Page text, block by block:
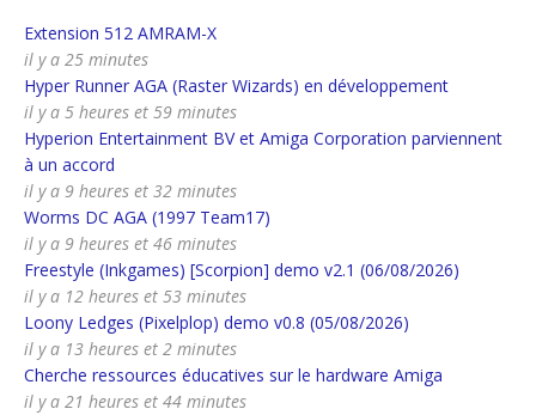
Extension 512 AMRAM-X
il y a 25 minutes
Hyper Runner AGA (Raster Wizards) en développement
il y a 5 heures et 59 minutes
Hyperion Entertainment BV et Amiga Corporation parviennent
à un accord
il y a 9 heures et 32 minutes
Worms DC AGA (1997 Team17)
il y a 9 heures et 46 minutes
Freestyle (Inkgames) [Scorpion] demo v2.1 (06/08/2026)
il y a 12 heures et 53 minutes
Loony Ledges (Pixelplop) demo v0.8 (05/08/2026)
il y a 13 heures et 2 minutes
Cherche ressources éducatives sur le hardware Amiga
il y a 21 heures et 44 minutes